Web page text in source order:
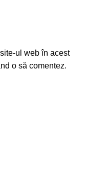
ul web în acest
o să comentez.